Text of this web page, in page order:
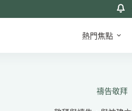
熱門焦點
禱告敬拜